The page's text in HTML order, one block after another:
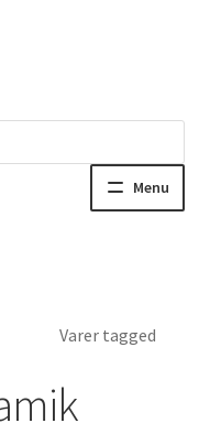
Menu
Varer tagged